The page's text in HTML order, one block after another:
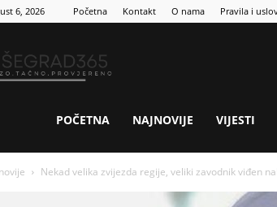
6, 2026 Početna Kontakt O nama Pravila i
365
POČETNA NAJNOVIJE VIJESTI
Nekad velika zvijezda regije, veliki zavodnik viđen